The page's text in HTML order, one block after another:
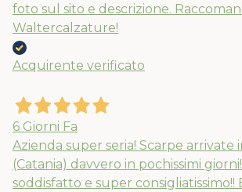
foto sul sito e descrizione.
Waltercalzature!
Acquirente verificato
6 Giorni Fa
Azienda super seria! Scarpe arrivate
(Catania) davvero in pochissimi
soddisfatto e super consigliatissimo!!